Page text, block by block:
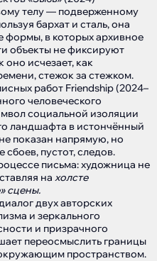
телу — подверженному
бархат и сталь, она
формы, в которых архивное
объекты не фиксируют
исчезает, как
стежок за стежком.
работ Friendship (2024–
человеческого
социальной изоляции
ландшафта в истончённый
показан напрямую, но
пустот, следов.
письма: художница не
на холсте
сцены.
двух авторских
и зеркального
и призрачного
переосмыслить границы
пространством.